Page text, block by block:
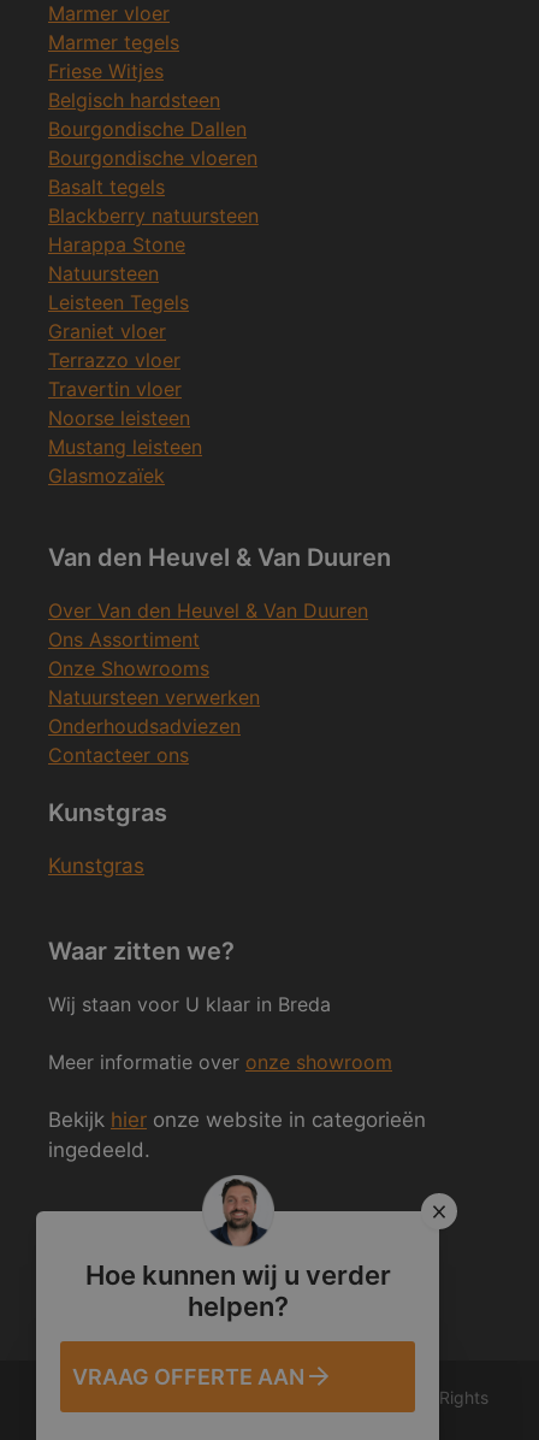
Hoe kunnen wij u verder
helpen?
VRAAG OFFERTE AAN
Marmer vloer
Marmer tegels
Friese Witjes
Belgisch hardsteen
Bourgondische Dallen
Bourgondische vloeren
Basalt tegels
Blackberry natuursteen
Harappa Stone
Natuursteen
Leisteen Tegels
Graniet vloer
Terrazzo vloer
Travertin vloer
Noorse leisteen
Mustang leisteen
Glasmozaïek
Van den Heuvel & Van Duuren
Over Van den Heuvel & Van Duuren
Ons Assortiment
Onze Showrooms
Natuursteen verwerken
Onderhoudsadviezen
Contacteer ons
Kunstgras
Kunstgras
Waar zitten we?
Wij staan voor U klaar in Breda
Meer informatie over onze showroom
Bekijk hier onze website in categorieën
ingedeeld.
Volg ons ook op Social Media
© 2012 – 2026 Van den Heuvel & Van Duuren. All Rights